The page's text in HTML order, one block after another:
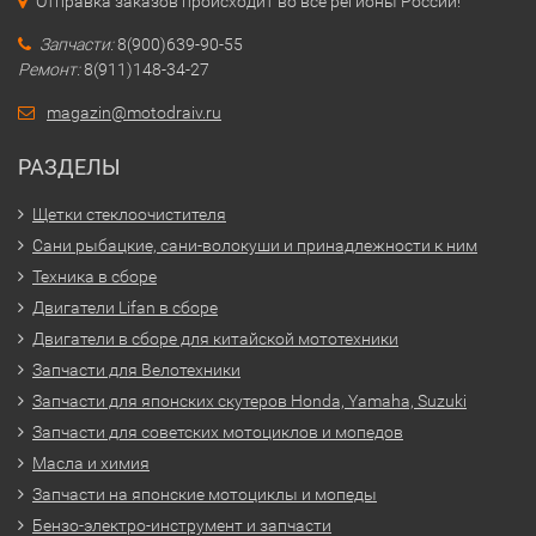
Запчасти:8(900)639-90-55
Ремонт:8(911)148-34-27
magazin@motodraiv.ru
РАЗДЕЛЫ
Щетки стеклоочистителя
Сани рыбацкие, сани-волокуши и принадлежности к ним
Техника в сборе
Двигатели Lifan в сборе
Двигатели в сборе для китайской мототехники
Запчасти для Велотехники
Запчасти для японских скутеров Honda, Yamaha, Suzuki
Запчасти для советских мотоциклов и мопедов
Масла и химия
Запчасти на японские мотоциклы и мопеды
Бензо-электро-инструмент и запчасти